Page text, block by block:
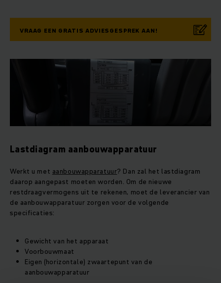
VRAAG EEN GRATIS ADVIESGESPREK AAN!
Lastdiagram aanbouwapparatuur
Werkt u met aanbouwapparatuur? Dan zal het lastdiagram
daarop aangepast moeten worden. Om de nieuwe
restdraagvermogens uit te rekenen, moet de leverancier van
de aanbouwapparatuur zorgen voor de volgende
specificaties:
Gewicht van het apparaat
Voorbouwmaat
Eigen (horizontale) zwaartepunt van de
aanbouwapparatuur